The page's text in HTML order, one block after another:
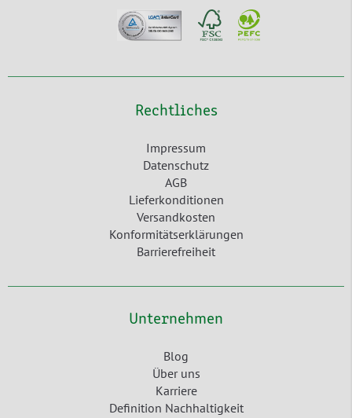
Rechtliches
Impressum
Datenschutz
AGB
Lieferkonditionen
Versandkosten
Konformitätserklärungen
Barrierefreiheit
Unternehmen
Blog
Über uns
Karriere
Definition Nachhaltigkeit